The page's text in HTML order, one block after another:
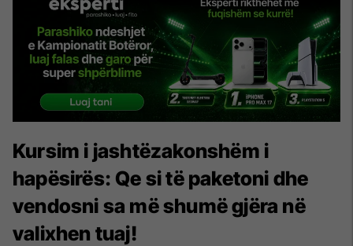
Kursim i jashtëzakonshëm i
hapësirës: Qe si të paketoni dhe
vendosni sa më shumë gjëra në
valixhen tuaj!